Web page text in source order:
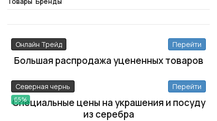
Онлайн Трейд Перейти
Большая распродажа уцененных товаров
Северная чернь
65%
Перейти
Специальные цены на украшения и посуду
из серебра